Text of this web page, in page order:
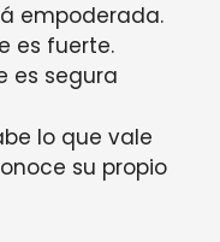
empoderada.
es fuerte.
es segura
lo que vale
su propio